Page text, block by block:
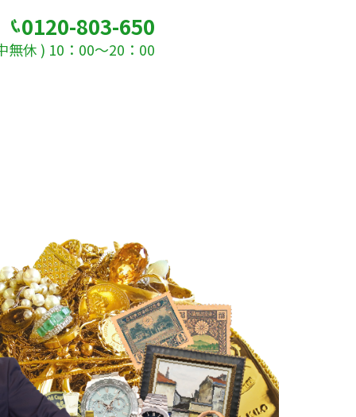
0120-803-650
無休 ) 10：00～20：00